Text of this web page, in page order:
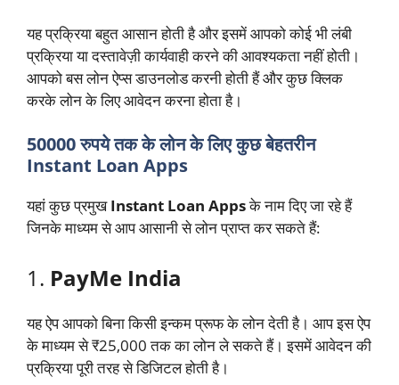
यह प्रक्रिया बहुत आसान होती है और इसमें आपको कोई भी लंबी
प्रक्रिया या दस्तावेज़ी कार्यवाही करने की आवश्यकता नहीं होती।
आपको बस लोन ऐप्स डाउनलोड करनी होती हैं और कुछ क्लिक
करके लोन के लिए आवेदन करना होता है।
50000 रुपये तक के लोन के लिए कुछ बेहतरीन
Instant Loan Apps
यहां कुछ प्रमुखInstant Loan Appsके नाम दिए जा रहे हैं
जिनके माध्यम से आप आसानी से लोन प्राप्त कर सकते हैं:
1. PayMe India
यह ऐप आपको बिना किसी इन्कम प्रूफ के लोन देती है। आप इस ऐप
के माध्यम से ₹25,000 तक का लोन ले सकते हैं। इसमें आवेदन की
प्रक्रिया पूरी तरह से डिजिटल होती है।